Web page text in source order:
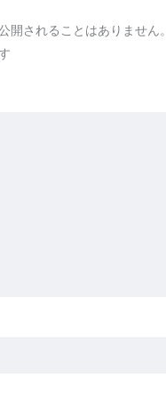
開されることはありません。